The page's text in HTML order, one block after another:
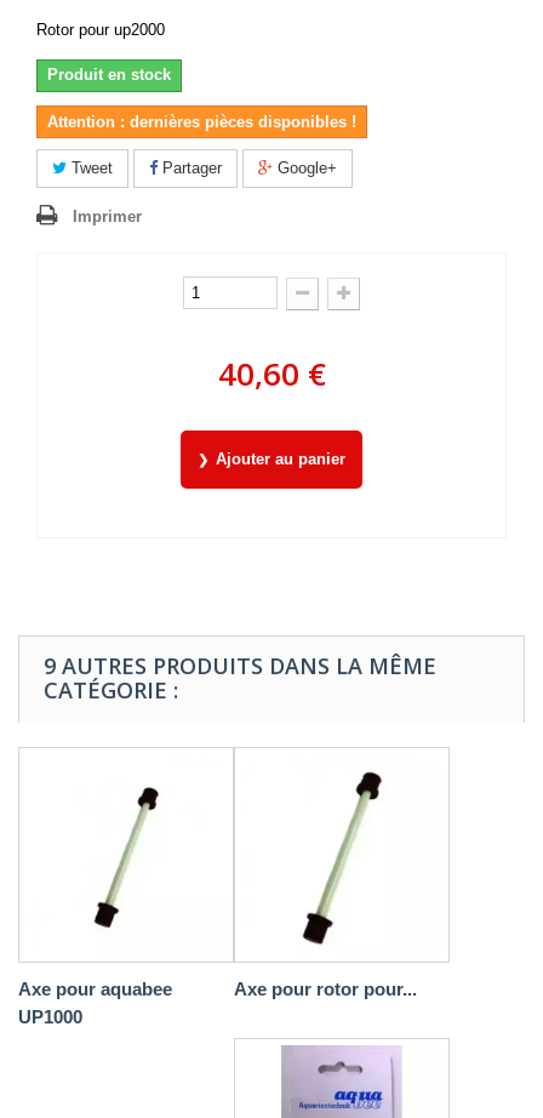
Rotor pour up2000
Produit en stock
Attention : dernières pièces disponibles !
Tweet Partager Google+
Imprimer
40,60 €
Ajouter au panier
9 AUTRES PRODUITS DANS LA MÊME
CATÉGORIE :
Axe pour aquabee
UP1000
Axe pour rotor pour...